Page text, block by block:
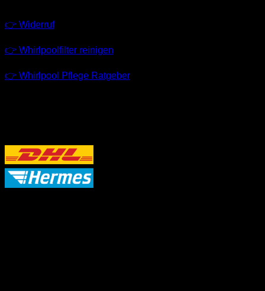
👉 Widerruf
👉 Whirlpoolfilter reinigen
👉 Whirlpool Pflege Ratgeber